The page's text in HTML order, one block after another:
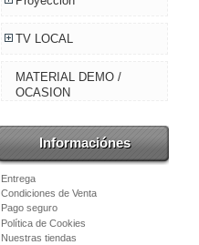
TV LOCAL
MATERIAL DEMO /
OCASION
Informaciónes
Entrega
Condiciones de Venta
Pago seguro
Política de Cookies
Nuestras tiendas